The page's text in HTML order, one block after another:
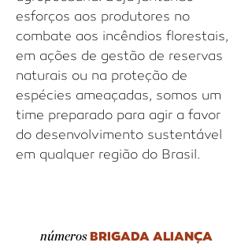
esforços aos produtores no
combate aos incêndios florestais,
em ações de gestão de reservas
naturais ou na proteção de
espécies ameaçadas, somos um
time preparado para agir a favor
do desenvolvimento sustentável
em qualquer região do Brasil.
números BRIGADA ALIANÇA